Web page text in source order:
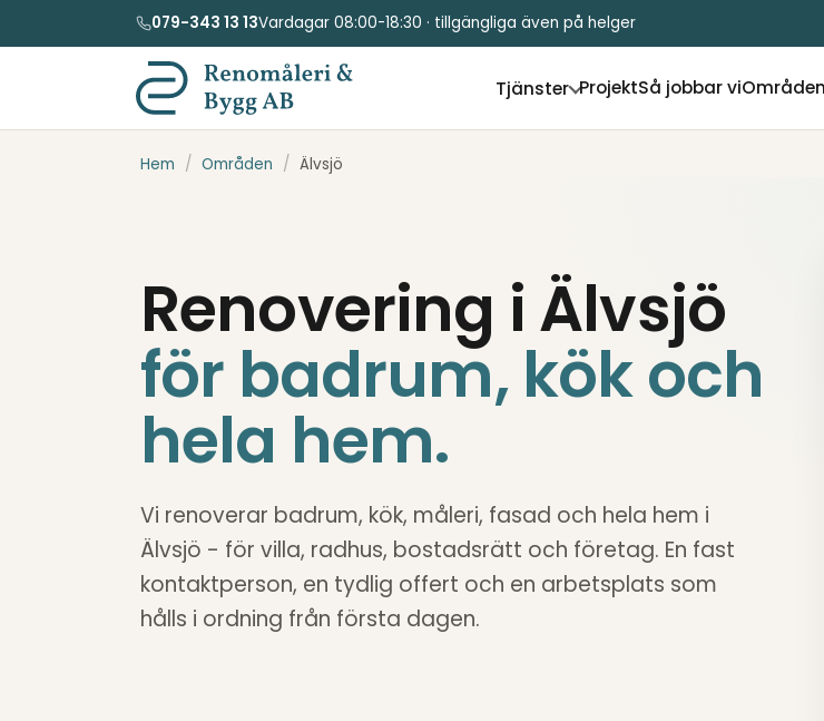
079-343 13 13Vardagar 08:00-18:30 · tillgängliga även på helger
Tjänster ProjektSå jobbar viOmråden
Hem / Områden / Älvsjö
Renovering i Älvsjö
för badrum, kök och
hela hem.
Vi renoverar badrum, kök, måleri, fasad och hela hem i
Älvsjö - för villa, radhus, bostadsrätt och företag. En fast
kontaktperson, en tydlig offert och en arbetsplats som
hålls i ordning från första dagen.